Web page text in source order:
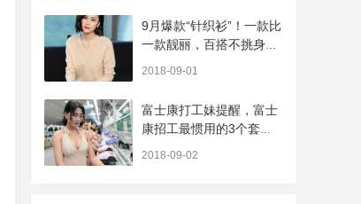
9月爆款“针织衫”！一款比
一款靓丽，百搭不挑身
2018-09-01
富士康打工妹提醒，富士
康招工最惯用的3个套
2018-09-02